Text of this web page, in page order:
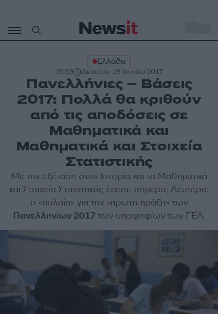
περιεχόμενο
Ελλάδα
15:39 Δευτέρα 19 Ιουνίου 2017
Πανελλήνιες – Βάσεις
2017: Πολλά θα κριθούν
από τις αποδόσεις σε
Μαθηματικά και
Μαθηματικά και Στοιχεία
Στατιστικής
Με την εξέταση στην Ιστορία και τα Μαθηματικά
και Στοιχεία Στατιστικής έπεσε σήμερα, Δευτέρα,
η «αυλαία» για την «πρώτη πράξη» των
Πανελληνίων 2017των υποψηφίων των ΓΕΛ.